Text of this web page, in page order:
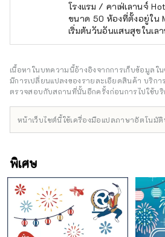
โรงแรม / คาเฟ่เลานจ์
ขนาด 50 ห้องที่ตั้งอยู่ใน
เริ่มต้นวันอันแสนสุขในเล
มา ติดต่อ +81 6-6940-0882
เนื้อหาในบทความนี้อ้างอิงจากการเก็บข้อมูลใ
มีการเปลี่ยนแปลงของรายละเอียดสินค้า บริก
ตรวจสอบกับสถานที่นั้นอีกครั้งก่อนการไปใช้บริ
หน้าเว็บไซต์นี้ใช้เครื่องมือแปลภาษาอัตโนมั
พิเศษ